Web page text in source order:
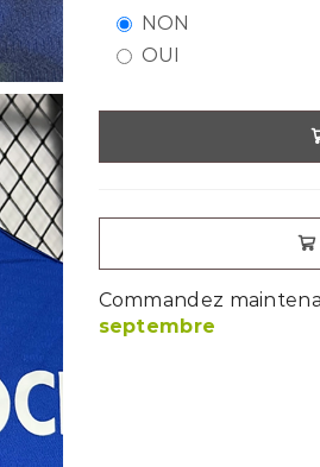
NON
OUI
Commandez
septembre